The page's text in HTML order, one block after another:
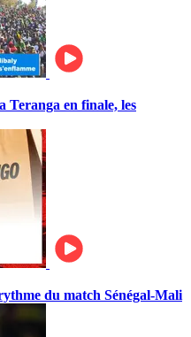
Teranga en finale, les
du match Sénégal-Mali